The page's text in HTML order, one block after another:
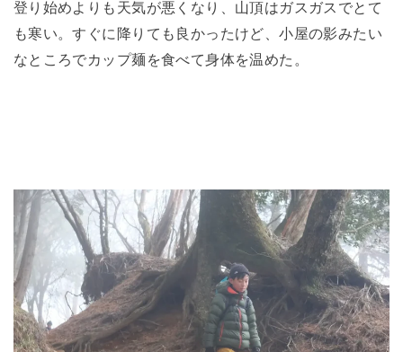
登り始めよりも天気が悪くなり、山頂はガスガスでとて
も寒い。すぐに降りても良かったけど、小屋の影みたい
なところでカップ麺を食べて身体を温めた。